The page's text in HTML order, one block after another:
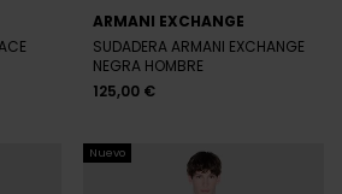
ARMANI EXCHANGE
SUDADERA ARMANI EXCHANGE
NEGRA HOMBRE
125,00 €
Nuevo